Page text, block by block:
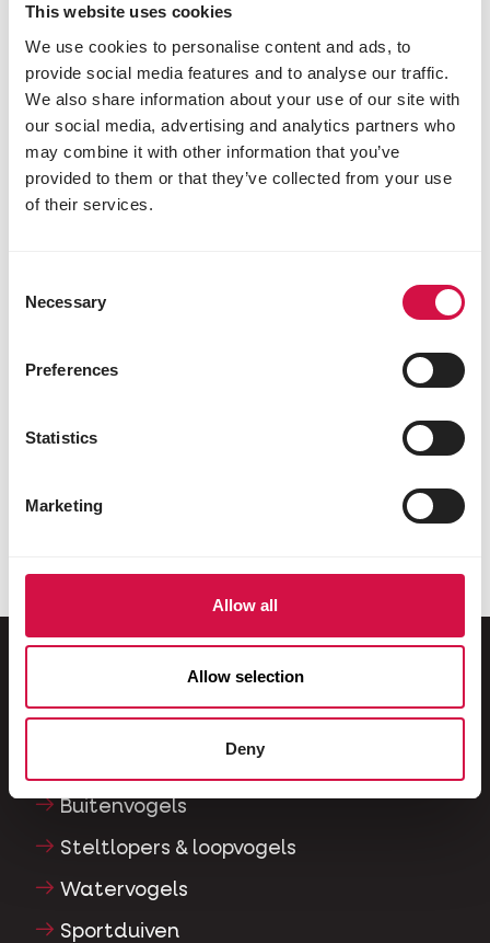
This website uses cookies
We use cookies to personalise content and ads, to
provide social media features and to analyse our traffic.
We also share information about your use of our site with
our social media, advertising and analytics partners who
may combine it with other information that you’ve
provided to them or that they’ve collected from your use
of their services.
Selection
Necessary
Preferences
Statistics
Marketing
Allow all
Allow selection
Deny
Hoe start je op een goede manier met
Voor jouw dier
Buitenvogels
Steltlopers & loopvogels
Watervogels
Sportduiven